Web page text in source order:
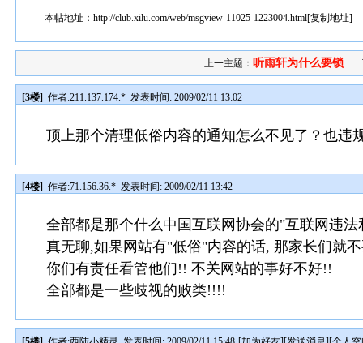
本帖地址：http://club.xilu.com/web/msgview-11025-1223004.html[复制地址]
上一主题： 听雨轩为什么要锁
[3楼] 作者:211.137.174.* 发表时间: 2009/02/11 13:02
顶上那个清理低俗内容的通知怎么不见了？也违
[4楼] 作者:71.156.36.* 发表时间: 2009/02/11 13:42
全部都是那个什么中国互联网协会的"互联网违
真无聊,如果网站有"低俗"内容的话, 那家长们就
你们有责任看管他们!! 不关网站的事好不好!!
全部都是一些歧视的败类!!!!